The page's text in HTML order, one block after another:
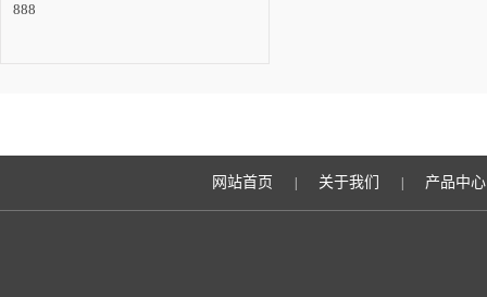
888
网站首页 关于我们 产品中心